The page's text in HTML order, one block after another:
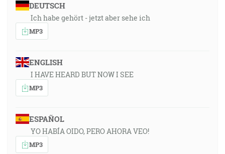
DEUTSCH
Ich habe gehört - jetzt aber sehe ich
MP3
ENGLISH
I HAVE HEARD BUT NOW I SEE
MP3
ESPAÑOL
YO HABÍA OIDO, PERO AHORA VEO!
MP3